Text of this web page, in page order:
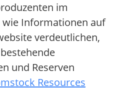
im
wie Informationen auf
verdeutlichen,
und Reserven
Resources